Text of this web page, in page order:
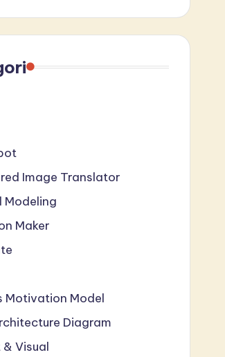
Image Translator
Modeling
Maker
Motivation Model
Diagram
Visual